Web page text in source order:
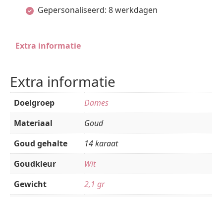
Gepersonaliseerd: 8 werkdagen
Extra informatie
Extra informatie
Doelgroep
Dames
Materiaal
Goud
Goud gehalte
14 karaat
Goudkleur
Wit
Gewicht
2,1 gr